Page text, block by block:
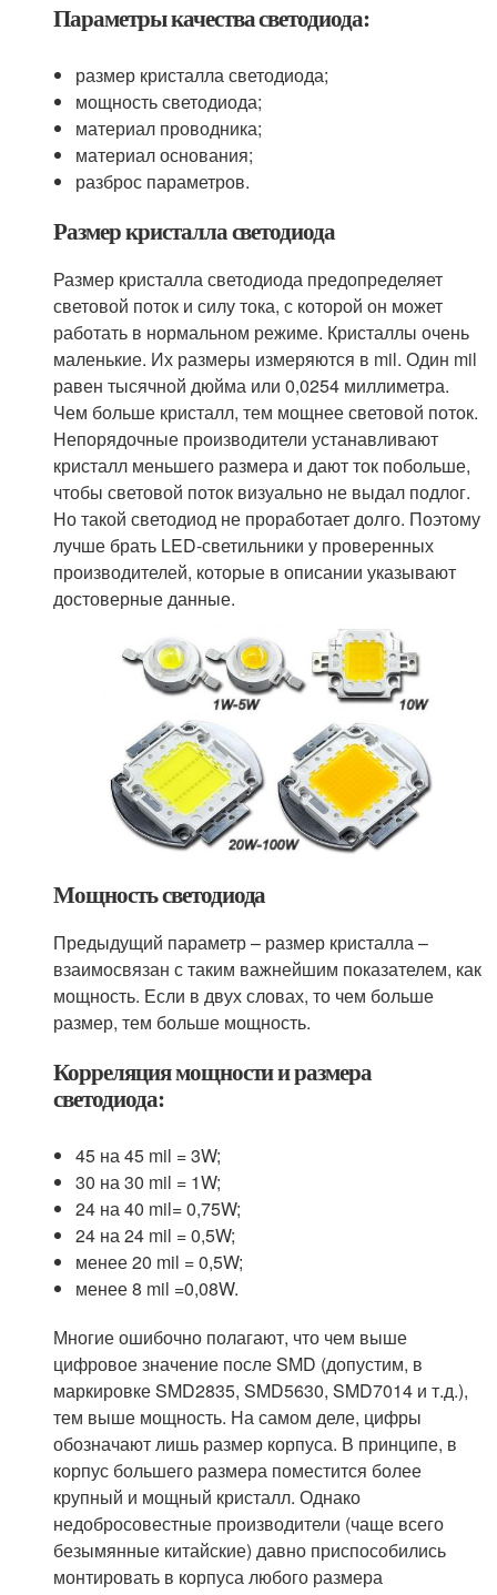
Параметры качества светодиода:
размер кристалла светодиода;
мощность светодиода;
материал проводника;
материал основания;
разброс параметров.
Размер кристалла светодиода
Размер кристалла светодиода предопределяет
световой поток и силу тока, с которой он может
работать в нормальном режиме. Кристаллы очень
маленькие. Их размеры измеряются в mil. Один mil
равен тысячной дюйма или 0,0254 миллиметра.
Чем больше кристалл, тем мощнее световой поток.
Непорядочные производители устанавливают
кристалл меньшего размера и дают ток побольше,
чтобы световой поток визуально не выдал подлог.
Но такой светодиод не проработает долго. Поэтому
лучше брать LED-светильники у проверенных
производителей, которые в описании указывают
достоверные данные.
Мощность светодиода
Предыдущий параметр – размер кристалла –
взаимосвязан с таким важнейшим показателем, как
мощность. Если в двух словах, то чем больше
размер, тем больше мощность.
Корреляция мощности и размера
светодиода:
45 на 45 mil = 3W;
30 на 30 mil = 1W;
24 на 40 mil= 0,75W;
24 на 24 mil = 0,5W;
менее 20 mil = 0,5W;
менее 8 mil =0,08W.
Многие ошибочно полагают, что чем выше
цифровое значение после SMD (допустим, в
маркировке SMD2835, SMD5630, SMD7014 и т.д.),
тем выше мощность. На самом деле, цифры
обозначают лишь размер корпуса. В принципе, в
корпус большего размера поместится более
крупный и мощный кристалл. Однако
недобросовестные производители (чаще всего
безымянные китайские) давно приспособились
монтировать в корпуса любого размера